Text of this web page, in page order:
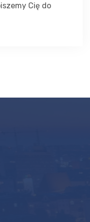
Cię do